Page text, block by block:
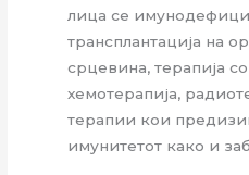
лица се
трансплантација на
срцевина, терапија
хемотерапија,
терапии кои
имунитетот како и